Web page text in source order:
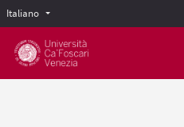
Italiano Scegli la lingua